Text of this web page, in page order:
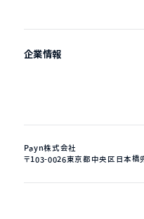
企業情報
Payn株式会社
〒103-0026東京都中央区日本橋